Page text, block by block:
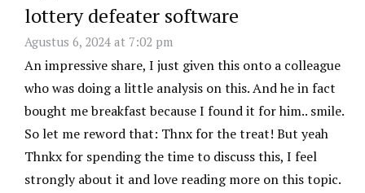
lottery defeater software
Agustus 6, 2024 at 7:02 pm
An impressive share, I just given this onto a colleague
who was doing a little analysis on this. And he in fact
bought me breakfast because I found it for him.. smile.
So let me reword that: Thnx for the treat! But yeah
Thnkx for spending the time to discuss this, I feel
strongly about it and love reading more on this topic.